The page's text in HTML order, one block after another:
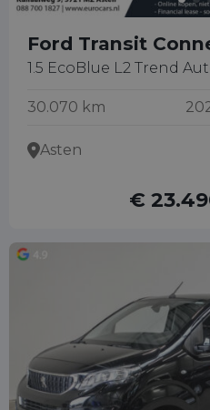
Ford Transit
1.5 EcoBlue L2 Trend
30.070 km
Asten
€